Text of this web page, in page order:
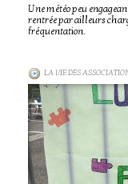
Une météo peu
rentrée par ailleurs
fréquentation.
LA VIE DES